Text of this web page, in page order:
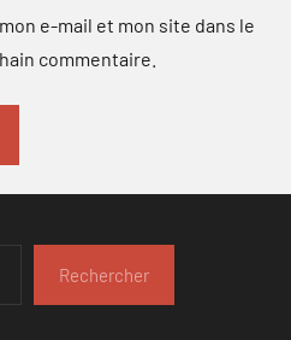
e-mail et mon site dans le
commentaire.
Rechercher